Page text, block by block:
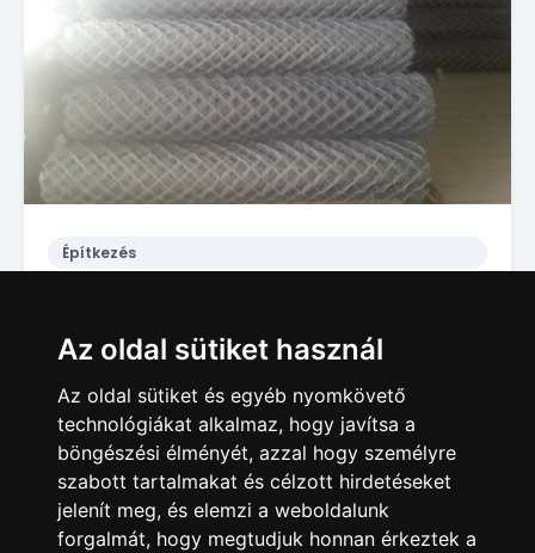
Az oldal sütiket használ
Az oldal sütiket és egyéb nyomkövető
technológiákat alkalmaz, hogy javítsa a
böngészési élményét, azzal hogy személyre
szabott tartalmakat és célzott hirdetéseket
jelenít meg, és elemzi a weboldalunk
forgalmát, hogy megtudjuk honnan érkeztek a
Építkezés
489 Ft
Pitvaros